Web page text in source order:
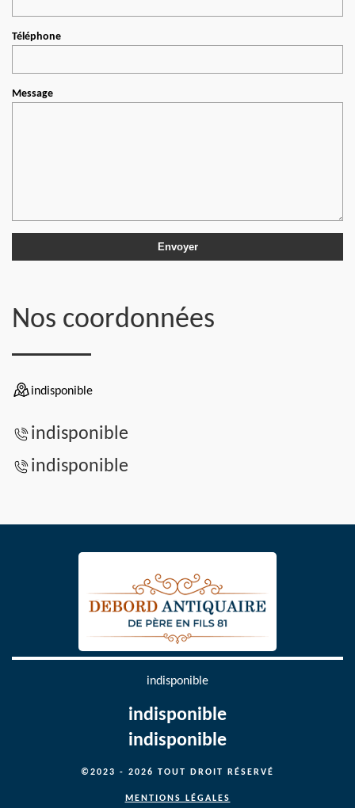
Téléphone
Message
Nos coordonnées
indisponible
indisponible
indisponible
indisponible
indisponible
indisponible
©2023 - 2026 TOUT DROIT RÉSERVÉ
MENTIONS LÉGALES